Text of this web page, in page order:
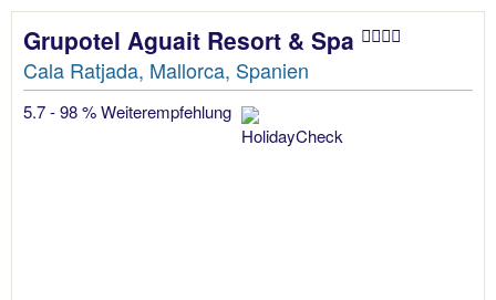
Grupotel Aguait Resort & Spa
Cala Ratjada, Mallorca, Spanien
5.7 - 98 % Weiterempfehlung